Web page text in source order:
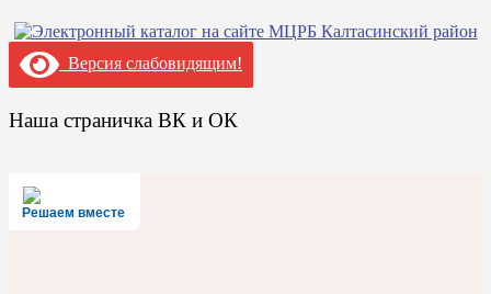
Версия слабовидящим!
Наша страничка ВК и ОК
Решаем вместе